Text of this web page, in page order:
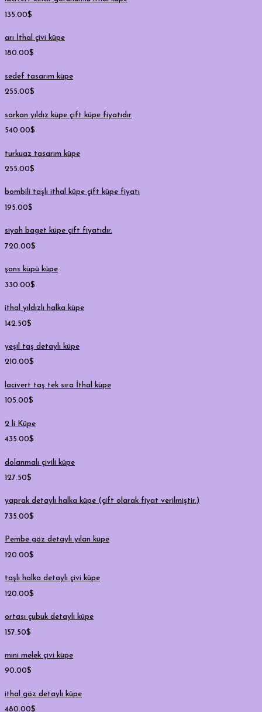
135.00$
arı İthal çivi küpe
180.00$
sedef tasarım küpe
255.00$
sarkan yıldız küpe çift küpe fiyatıdır
540.00$
turkuaz tasarım küpe
255.00$
bombili taşlı ithal küpe çift küpe fiyatı
195.00$
siyah baget küpe çift fiyatıdır.
720.00$
şans küpü küpe
330.00$
ithal yıldızlı halka küpe
142.50$
yeşil taş detaylı küpe
210.00$
lacivert taş tek sıra İthal küpe
105.00$
2 li Küpe
435.00$
dolanmalı çivili küpe
127.50$
yaprak detaylı halka küpe (çift olarak fiyat verilmiştir.)
735.00$
Pembe göz detaylı yılan küpe
120.00$
taşlı halka detaylı çivi küpe
120.00$
ortası çubuk detaylı küpe
157.50$
mini melek çivi küpe
90.00$
ithal göz detaylı küpe
480.00$